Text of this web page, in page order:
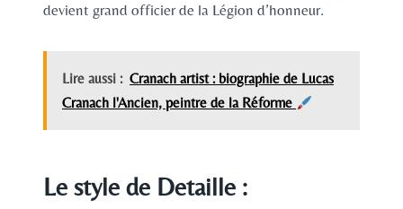
devient grand officier de la Légion d’honneur.
Lire aussi : Cranach artist : biographie de Lucas
Cranach l'Ancien, peintre de la Réforme
Le style de Detaille :